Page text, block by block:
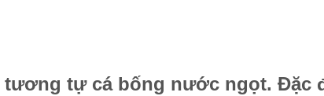
tương tự cá bống nước ngọt. Đặc